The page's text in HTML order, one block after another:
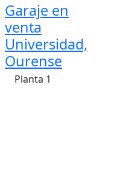
Garaje en
venta
Universidad,
Ourense
Planta 1